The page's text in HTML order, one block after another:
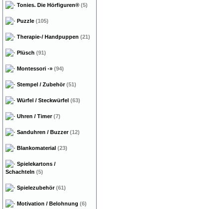
Tonies. Die Hörfiguren® (5)
Puzzle (105)
Therapie-/ Handpuppen (21)
Plüsch (91)
Montessori -» (94)
Stempel / Zubehör(51)
Würfel / Steckwürfel (63)
Uhren / Timer(7)
Sanduhren / Buzzer(12)
Blankomaterial (23)
Spielekartons /
Schachteln (5)
Spielezubehör(61)
Motivation / Belohnung (6)